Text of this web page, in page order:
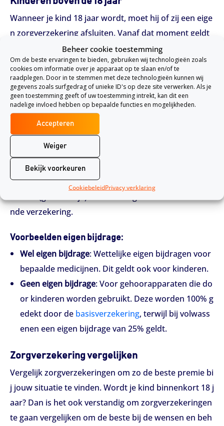
Beheer cookie toestemming
Om de beste ervaringen te bieden, gebruiken wij technologieën zoals
cookies om informatie over je apparaat op te slaan en/of te
raadplegen. Door in te stemmen met deze technologieën kunnen wij
gegevens zoals surfgedrag of unieke ID's op deze site verwerken. Als je
geen toestemming geeft of uw toestemming intrekt, kan dit een
nadelige invloed hebben op bepaalde functies en mogelijkheden.
Accepteren
Weiger
Bekijk voorkeuren
CookiebeleidPrivacy verklaring
Wanneer je kind 18 jaar wordt, moet hij of zij een eige
n zorgverzekering afsluiten. Vanaf dat moment geldt
ook het eigen risico. Je kind kan echter nog wel aanvu
llend verzekerd blijven via de ouderlijke verzekering, a
fhankelijk van de voorwaarden van de verzekeraar.
Eigen bijdrage voor zorgkosten
De eigen bijdrage verschilt van het eigen risico. In so
mmige gevallen dekt de
deel van de zorgkosten. Voor het resterende deel gel
dt een eigen bijdrage, ook voor kinderen jonger dan 1
8 jaar. De eigen bijdrage kan afhankelijk van de situati
nde verzekering.
Voorbeelden eigen bijdrage:
Wel eigen bijdrage: Wettelijke eigen bijdragen voor
bepaalde medicijnen. Dit geldt ook voor kinderen.
Geen eigen bijdrage: Voor gehoorapparaten die do
or kinderen worden gebruikt. Deze worden 100% g
edekt door de basisverzekering, terwijl bij volwass
enen een eigen bijdrage van 25% geldt.
Zorgverzekering vergelijken
Vergelijk zorgverzekeringen om zo de beste premie bi
j jouw situatie te vinden. Wordt je kind binnenkort 18 j
aar? Dan is het ook verstandig om zorgverzekeringen
te gaan vergelijken om de beste bij de wensen en beh